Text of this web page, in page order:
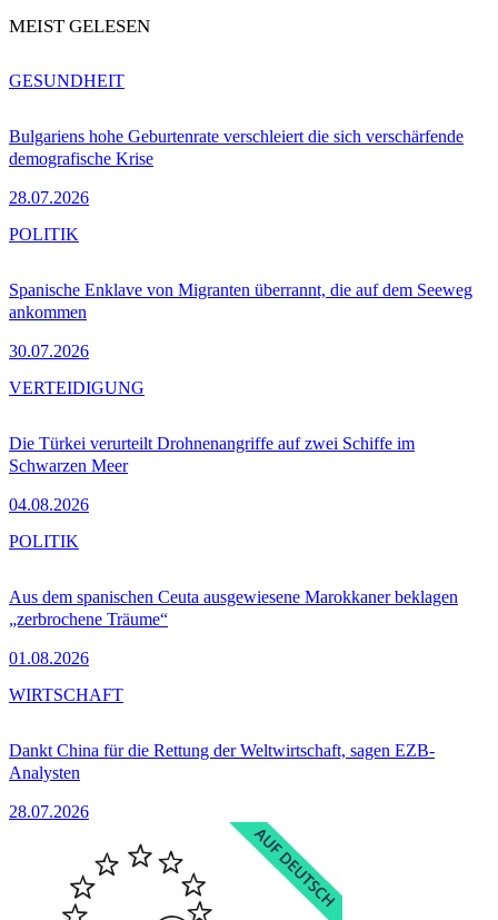
MEIST GELESEN
Bulgariens hohe Geburtenrate verschleiert die sich verschärfende
demografische Krise
28.07.2026
GESUNDHEIT
Spanische Enklave von Migranten überrannt, die auf dem Seeweg
ankommen
30.07.2026
POLITIK
Die Türkei verurteilt Drohnenangriffe auf zwei Schiffe im
Schwarzen Meer
04.08.2026
VERTEIDIGUNG
Aus dem spanischen Ceuta ausgewiesene Marokkaner beklagen
„zerbrochene Träume“
01.08.2026
POLITIK
Dankt China für die Rettung der Weltwirtschaft, sagen EZB-
Analysten
28.07.2026
WIRTSCHAFT